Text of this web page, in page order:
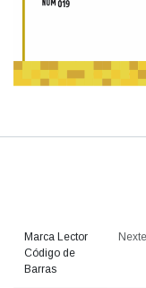
Marca Lector
Código de
Barras